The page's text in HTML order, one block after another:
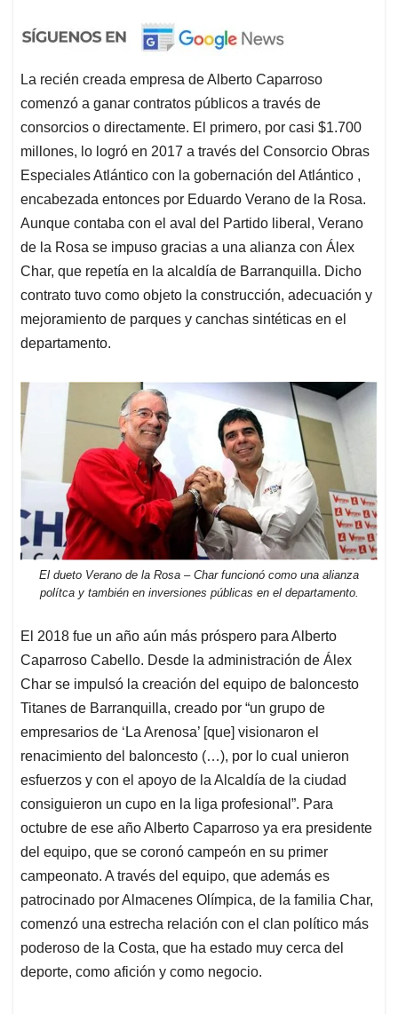
La recién creada empresa de Alberto Caparroso
comenzó a ganar contratos públicos a través de
consorcios o directamente. El primero, por casi $1.700
millones, lo logró en 2017 a través del Consorcio Obras
Especiales Atlántico con la gobernación del Atlántico ,
encabezada entonces por Eduardo Verano de la Rosa.
Aunque contaba con el aval del Partido liberal, Verano
de la Rosa se impuso gracias a una alianza con Álex
Char, que repetía en la alcaldía de Barranquilla. Dicho
contrato tuvo como objeto la construcción, adecuación y
mejoramiento de parques y canchas sintéticas en el
departamento.
El dueto Verano de la Rosa – Char funcionó como una alianza
polítca y también en inversiones públicas en el departamento.
El 2018 fue un año aún más próspero para Alberto
Caparroso Cabello. Desde la administración de Álex
Char se impulsó la creación del equipo de baloncesto
Titanes de Barranquilla, creado por “un grupo de
empresarios de ‘La Arenosa’ [que] visionaron el
renacimiento del baloncesto (…), por lo cual unieron
esfuerzos y con el apoyo de la Alcaldía de la ciudad
consiguieron un cupo en la liga profesional”. Para
octubre de ese año Alberto Caparroso ya era presidente
del equipo, que se coronó campeón en su primer
campeonato. A través del equipo, que además es
patrocinado por Almacenes Olímpica, de la familia Char,
comenzó una estrecha relación con el clan político más
poderoso de la Costa, que ha estado muy cerca del
deporte, como afición y como negocio.